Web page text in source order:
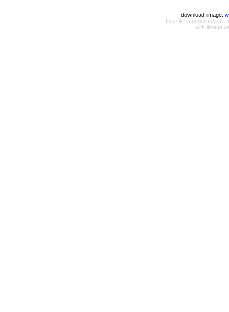
download iimage:
this site is generated at
with iimage